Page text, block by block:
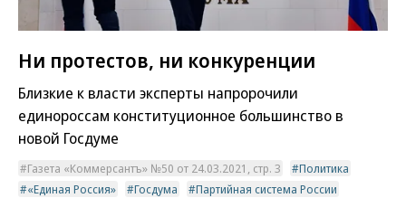
Ни протестов, ни конкуренции
Близкие к власти эксперты напророчили
единороссам конституционное большинство в
новой Госдуме
Газета «Коммерсантъ» №50 от 24.03.2021, стр. 3
Политика
«Единая Россия»
Госдума
Партийная система России